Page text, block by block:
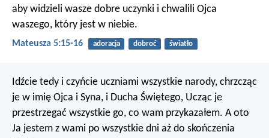
aby widzieli wasze dobre uczynki i chwalili Ojca
waszego, który jest w niebie.
Mateusza 5:15-16 adoracja dobroć światło
Idźcie tedy i czyńcie uczniami wszystkie narody, chrzcząc
je w imię Ojca i Syna, i Ducha Świętego, Ucząc je
przestrzegać wszystkie go, co wam przykazałem. A oto
Ja jestem z wami po wszystkie dni aż do skończenia